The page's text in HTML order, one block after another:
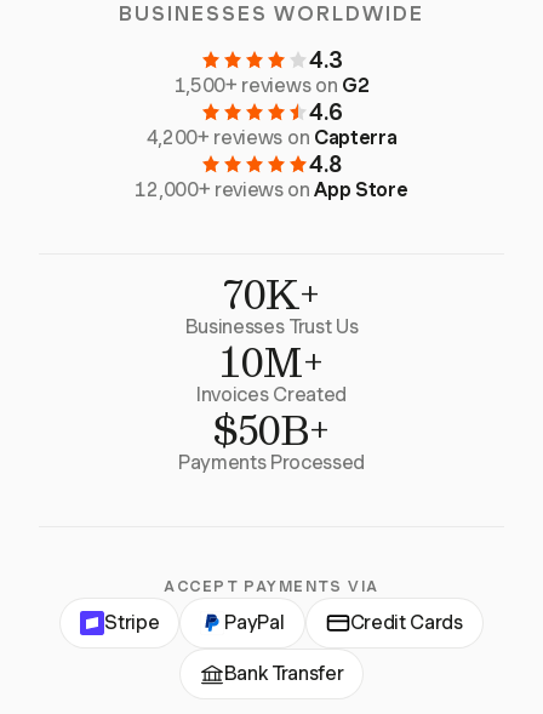
BUSINESSES WORLDWIDE
4.3
1,500+ reviews on G2
4.6
4,200+ reviews on Capterra
4.8
12,000+ reviews onApp Store
70K+
Businesses Trust Us
10M+
Invoices Created
$50B+
Payments Processed
ACCEPT PAYMENTS VIA
Stripe PayPal Credit Cards
Bank Transfer